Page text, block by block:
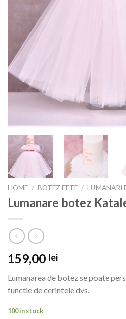
HOME / BOTEZ FETE / LUMANARI
Lumanare botez
159,00 lei
Lumanarea de botez se poate
functie de cerintele dvs.
100 in stock